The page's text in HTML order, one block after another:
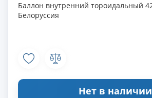
Баллон внутренний тороидальный
Белоруссия
Нет в наличии